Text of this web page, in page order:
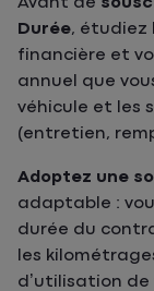
Durée, étudiez
financière et
annuel que
véhicule et les
(entretien,
Adoptez une
adaptable :
durée du
les
d’utilisation de